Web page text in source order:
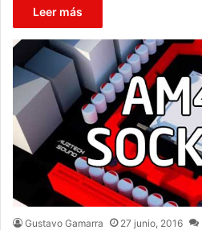
Leer más
Gustavo Gamarra 27 junio, 2016